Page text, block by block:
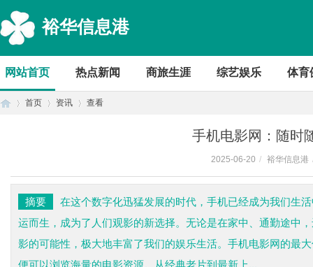
裕华信息港
网站首页 热点新闻 商旅生涯 综艺娱乐 体育
首页 资讯 查看
手机电影网：随时
2025-06-20 / 裕华信息港
摘要
在这个数字化迅猛发展的时代，手机已经成为我们生
运而生，成为了人们观影的新选择。无论是在家中、通勤途中
影的可能性，极大地丰富了我们的娱乐生活。手机电影网的最
便可以浏览海量的电影资源。从经典老片到最新上...